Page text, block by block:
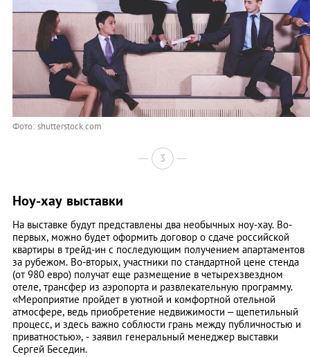
Фото: shutterstock.com
3
Ноу-хау выставки
На выставке будут представлены два необычных ноу-хау. Во-
первых, можно будет оформить договор о сдаче российской
квартиры в трейд-ин с последующим получением апартаментов
за рубежом. Во-вторых, участники по стандартной цене стенда
(от 980 евро) получат еще размещение в четырехзвездном
отеле, трансфер из аэропорта и развлекательную программу.
«Мероприятие пройдет в уютной и комфортной отельной
атмосфере, ведь приобретение недвижимости – щепетильный
процесс, и здесь важно соблюсти грань между публичностью и
приватностью», - заявил генеральный менеджер выставки
Сергей Беседин.